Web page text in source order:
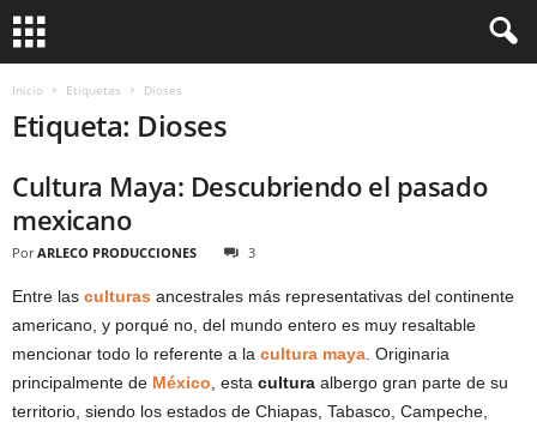
Inicio Etiquetas Dioses
Etiqueta: Dioses
Cultura Maya: Descubriendo el pasado
mexicano
Por ARLECO PRODUCCIONES 3
Entre las culturas ancestrales más representativas del continente
americano, y porqué no, del mundo entero es muy resaltable
mencionar todo lo referente a la cultura maya . Originaria
principalmente de México , esta cultura albergo gran parte de su
territorio, siendo los estados de Chiapas, Tabasco, Campeche,